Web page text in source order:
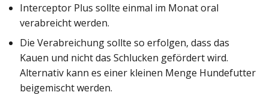
Interceptor Plus sollte einmal im Monat oral
verabreicht werden.
Die Verabreichung sollte so erfolgen, dass das
Kauen und nicht das Schlucken gefördert wird.
Alternativ kann es einer kleinen Menge Hundefutter
beigemischt werden.